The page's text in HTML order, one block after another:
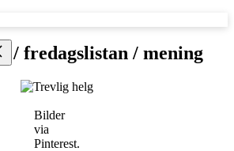
/ fredagslistan / mening
Bilder
via
Pinterest.